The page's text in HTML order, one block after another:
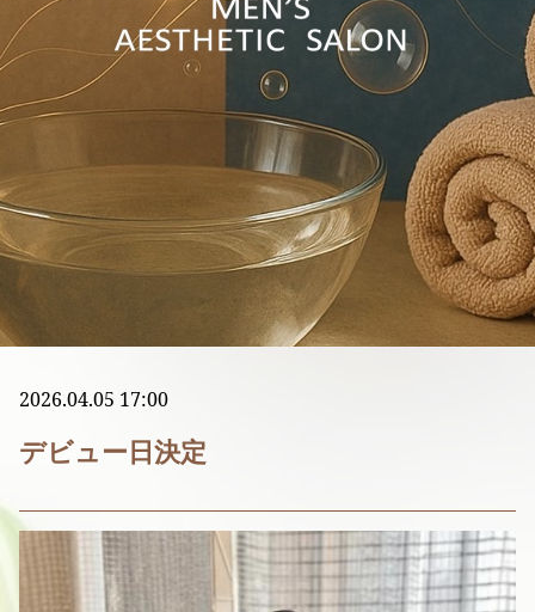
2026.04.05 17:00
デビュー日決定